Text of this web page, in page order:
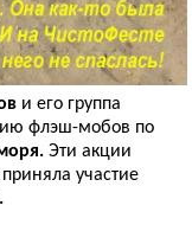
и его группа
флэш-мобов по
Эти акции
участие